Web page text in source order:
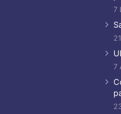
7
7